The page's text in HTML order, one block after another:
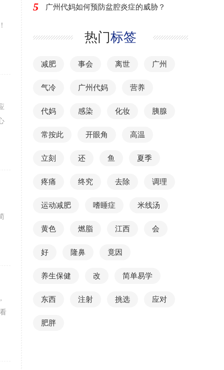
5 广州代妈如何预防盆腔炎症的威胁？
热门标签
减肥 事会 离世 广州
气冷 广州代妈 营养
代妈 感染 化妆 胰腺
常按此 开眼角 高温
立刻 还 鱼 夏季
疼痛 终究 去除 调理
运动减肥 嗜睡症 米线汤
黄色 燃脂 江西 会
好 隆鼻 竟因
养生保健 改 简单易学
东西 注射 挑选 应对
肥胖